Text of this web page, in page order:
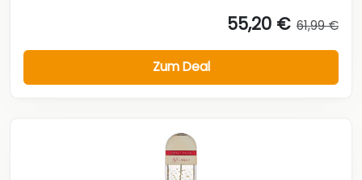
55,20 € 61,99 €
Zum Deal